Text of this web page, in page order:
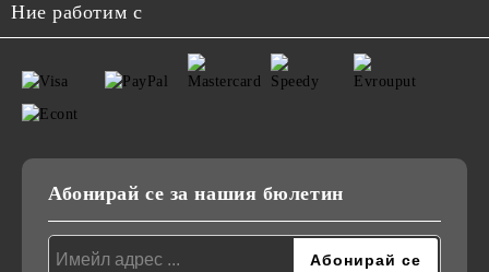
Ние работим с
Абонирай се за нашия бюлетин